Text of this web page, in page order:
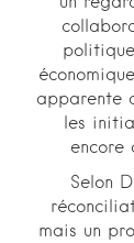
apparente
les
encore
Selon
mais un